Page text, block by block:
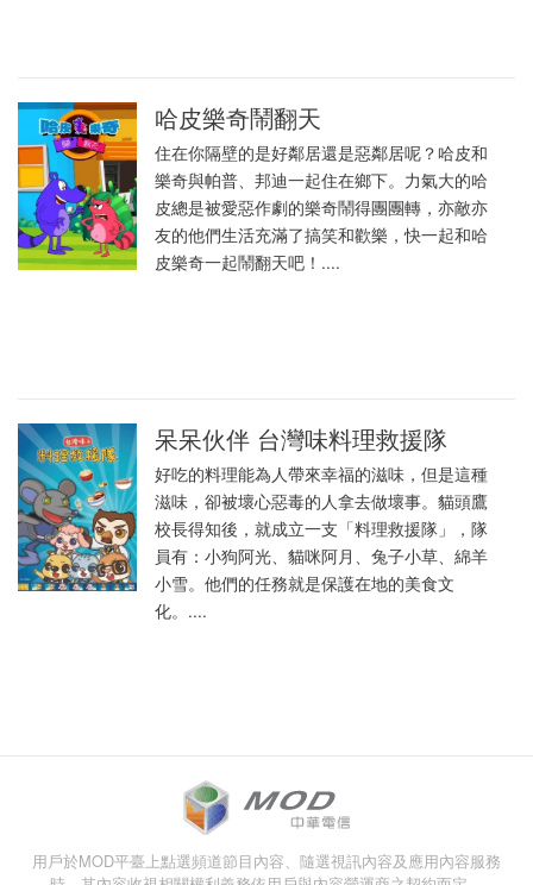
哈皮樂奇鬧翻天
住在你隔壁的是好鄰居還是惡鄰居呢？哈皮和
樂奇與帕普、邦迪一起住在鄉下。力氣大的哈
皮總是被愛惡作劇的樂奇鬧得團團轉，亦敵亦
友的他們生活充滿了搞笑和歡樂，快一起和哈
皮樂奇一起鬧翻天吧！....
呆呆伙伴 台灣味料理救援隊
好吃的料理能為人帶來幸福的滋味，但是這種
滋味，卻被壞心惡毒的人拿去做壞事。貓頭鷹
校長得知後，就成立一支「料理救援隊」，隊
員有：小狗阿光、貓咪阿月、兔子小草、綿羊
小雪。他們的任務就是保護在地的美食文
化。....
用戶於MOD平臺上點選頻道節目內容、隨選視訊內容及應用內容服務